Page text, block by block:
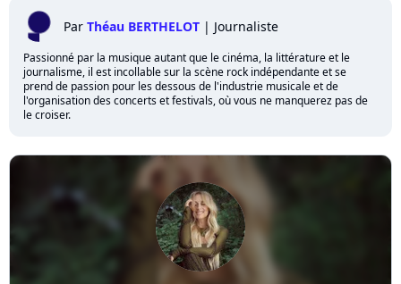
Par Théau BERTHELOT | Journaliste
Passionné par la musique autant que le cinéma, la littérature et le
journalisme, il est incollable sur la scène rock indépendante et se
prend de passion pour les dessous de l'industrie musicale et de
l'organisation des concerts et festivals, où vous ne manquerez pas de
le croiser.